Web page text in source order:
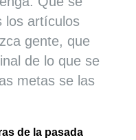
los artículos
gente, que
de lo que se
metas se las
de la pasada